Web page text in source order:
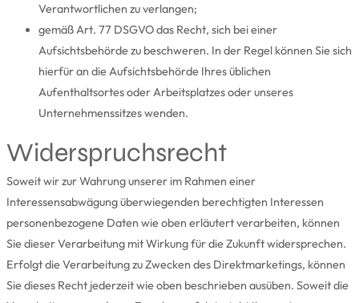
Verantwortlichen zu verlangen;
gemäß Art. 77 DSGVO das Recht, sich bei einer
Aufsichtsbehörde zu beschweren. In der Regel können Sie sich
hierfür an die Aufsichtsbehörde Ihres üblichen
Aufenthaltsortes oder Arbeitsplatzes oder unseres
Unternehmenssitzes wenden.
Widerspruchsrecht
Soweit wir zur Wahrung unserer im Rahmen einer
Interessensabwägung überwiegenden berechtigten Interessen
personenbezogene Daten wie oben erläutert verarbeiten, können
Sie dieser Verarbeitung mit Wirkung für die Zukunft widersprechen.
Erfolgt die Verarbeitung zu Zwecken des Direktmarketings, können
Sie dieses Recht jederzeit wie oben beschrieben ausüben. Soweit die